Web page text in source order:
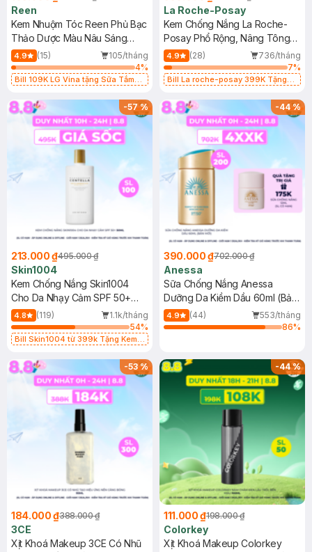
Reen
Kem Nhuộm Tóc Reen Phủ Bạc
Thảo Dược Màu Nâu Sáng
120g
4.9 (15)
105/tháng
4%
Bill 109K LG Vina tặng Sữa Tắm
(SL có hạn)
La Roche-Posay
Kem Chống Nắng La Roche-
Posay Phổ Rộng, Nâng Tông
Kiềm Dầu 50ml
4.9 (28)
736/tháng
7%
Bill La roche-posay 399K Tặng
(SL có hạn)
-57%
213.000 ₫495.000 ₫
Skin1004
Kem Chống Nắng Skin1004
Cho Da Nhạy Cảm SPF 50+
50ml
4.8 (119)
1.1k/tháng
54%
Bill Skin1004 từ 399k Tặng Kem
SPF 50+ 20ml (SL Có Hạn)
-44%
390.000 ₫702.000 ₫
Anessa
Sữa Chống Nắng Anessa
Dưỡng Da Kiềm Dầu 60ml (Bản
Mới)
4.9 (44)
553/tháng
86%
-53%
184.000 ₫388.000 ₫
3CE
Xịt Khoá Makeup 3CE Có Nhũ
-44%
111.000 ₫198.000 ₫
Colorkey
Xịt Khoá Makeup Colorkey